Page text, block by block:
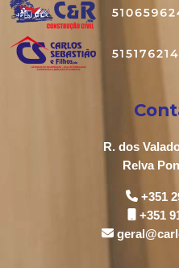
R. dos
Relva
+351
+351